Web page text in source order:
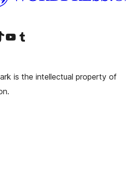
de Instagram
de LinkedIn
TikTok account
Visita nuestro canal de YouTube
Visit our Tumblr account
is the intellectual property of